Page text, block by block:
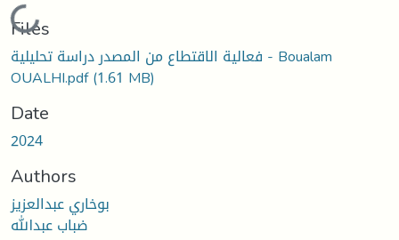
Loading...
Files
فعالية الاقتطاع من المصدر دراسة تحليلية - Boualam
OUALHI.pdf(1.61 MB)
Date
2024
Authors
بوخاري عبدالعزيز
ضباب عبدالله